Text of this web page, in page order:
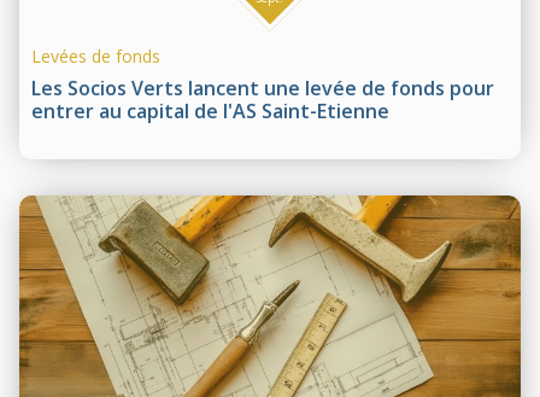
Les Socios Verts lancent une levée de fonds pour
entrer au capital de l'AS Saint-Etienne
Levées de fonds